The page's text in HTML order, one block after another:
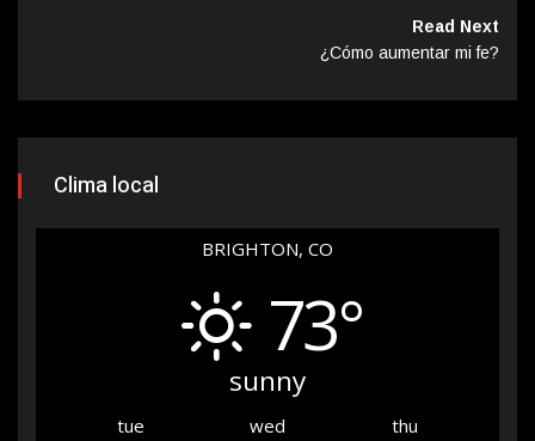
Read Next
¿Cómo aumentar mi fe?
Clima local
BRIGHTON, CO
73°
sunny
tue wed
thu